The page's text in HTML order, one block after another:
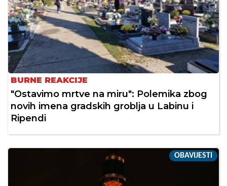
BURNE REAKCIJE
"Ostavimo mrtve na miru": Polemika zbog
novih imena gradskih groblja u Labinu i
Ripendi
OBAVIJESTI